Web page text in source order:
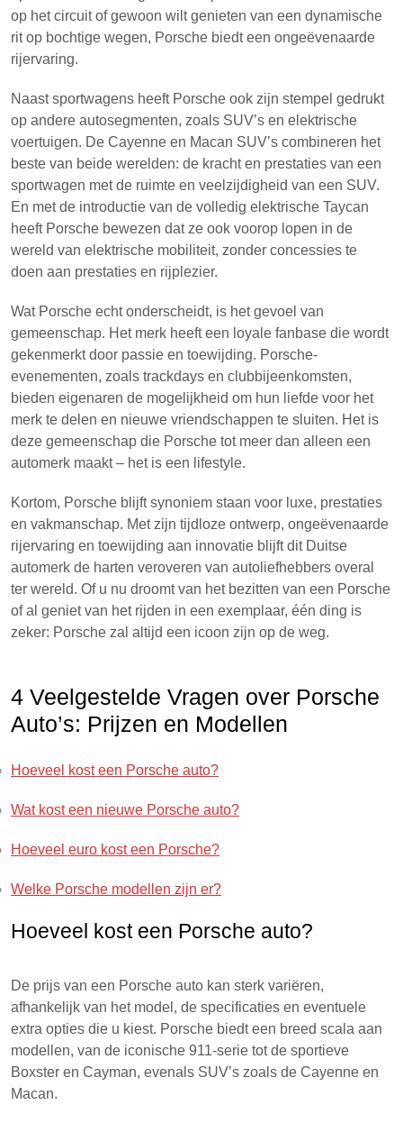
op het circuit of gewoon wilt genieten van een dynamische
rit op bochtige wegen, Porsche biedt een ongeëvenaarde
rijervaring.
Naast sportwagens heeft Porsche ook zijn stempel gedrukt
op andere autosegmenten, zoals SUV’s en elektrische
voertuigen. De Cayenne en Macan SUV’s combineren het
beste van beide werelden: de kracht en prestaties van een
sportwagen met de ruimte en veelzijdigheid van een SUV.
En met de introductie van de volledig elektrische Taycan
heeft Porsche bewezen dat ze ook voorop lopen in de
wereld van elektrische mobiliteit, zonder concessies te
doen aan prestaties en rijplezier.
Wat Porsche echt onderscheidt, is het gevoel van
gemeenschap. Het merk heeft een loyale fanbase die wordt
gekenmerkt door passie en toewijding. Porsche-
evenementen, zoals trackdays en clubbijeenkomsten,
bieden eigenaren de mogelijkheid om hun liefde voor het
merk te delen en nieuwe vriendschappen te sluiten. Het is
deze gemeenschap die Porsche tot meer dan alleen een
automerk maakt – het is een lifestyle.
Kortom, Porsche blijft synoniem staan voor luxe, prestaties
en vakmanschap. Met zijn tijdloze ontwerp, ongeëvenaarde
rijervaring en toewijding aan innovatie blijft dit Duitse
automerk de harten veroveren van autoliefhebbers overal
ter wereld. Of u nu droomt van het bezitten van een Porsche
of al geniet van het rijden in een exemplaar, één ding is
zeker: Porsche zal altijd een icoon zijn op de weg.
4 Veelgestelde Vragen over Porsche
Auto’s: Prijzen en Modellen
Hoeveel kost een Porsche auto?
Wat kost een nieuwe Porsche auto?
Hoeveel euro kost een Porsche?
Welke Porsche modellen zijn er?
Hoeveel kost een Porsche auto?
De prijs van een Porsche auto kan sterk variëren,
afhankelijk van het model, de specificaties en eventuele
extra opties die u kiest. Porsche biedt een breed scala aan
modellen, van de iconische 911-serie tot de sportieve
Boxster en Cayman, evenals SUV’s zoals de Cayenne en
Macan.